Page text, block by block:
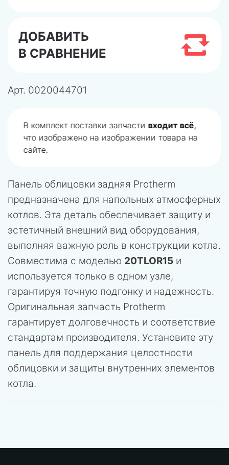
ДОБАВИТЬ
В СРАВНЕНИЕ
Арт. 0020044701
В комплект поставки запчасти входит всё,
что изображено на изображении товара на
сайте.
Панель облицовки задняя Protherm
предназначена для напольных атмосферных
котлов. Эта деталь обеспечивает защиту и
эстетичный внешний вид оборудования,
выполняя важную роль в конструкции котла.
Совместима с моделью 20TLOR15 и
используется только в одном узле,
гарантируя точную подгонку и надежность.
Оригинальная запчасть Protherm
гарантирует долговечность и соответствие
стандартам производителя. Установите эту
панель для поддержания целостности
облицовки и защиты внутренних элементов
котла.